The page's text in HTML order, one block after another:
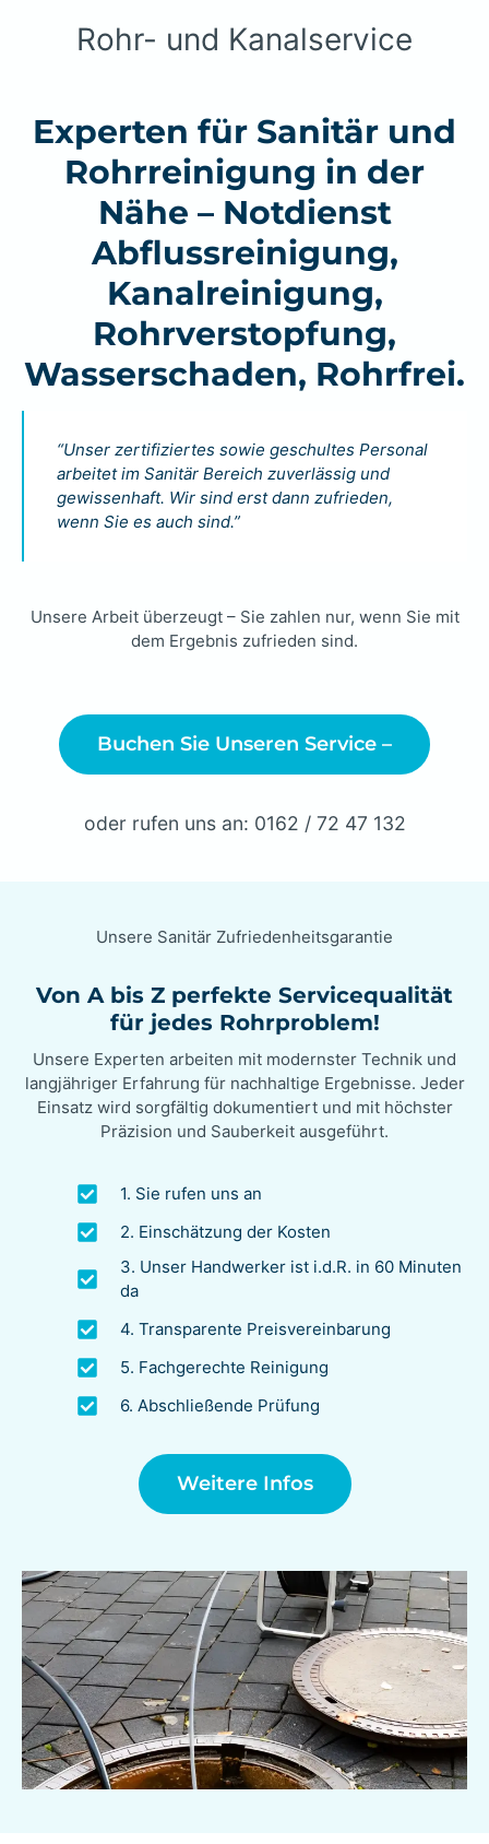
Rohr- und Kanalservice
Experten für Sanitär und
Rohrreinigung in der
Nähe – Notdienst
Abflussreinigung,
Kanalreinigung,
Rohrverstopfung,
Wasserschaden, Rohrfrei.
“Unser zertifiziertes sowie geschultes Personal
arbeitet im Sanitär Bereich zuverlässig und
gewissenhaft. Wir sind erst dann zufrieden,
wenn Sie es auch sind.”
Unsere Arbeit überzeugt – Sie zahlen nur, wenn Sie mit
dem Ergebnis zufrieden sind.
Buchen Sie Unseren Service –
oder rufen uns an: 0162 / 72 47 132
Unsere Sanitär Zufriedenheitsgarantie
Von A bis Z perfekte Servicequalität
für jedes Rohrproblem!
Unsere Experten arbeiten mit modernster Technik und
langjähriger Erfahrung für nachhaltige Ergebnisse. Jeder
Einsatz wird sorgfältig dokumentiert und mit höchster
Präzision und Sauberkeit ausgeführt.
1. Sie rufen uns an
2. Einschätzung der Kosten
3. Unser Handwerker ist i.d.R. in 60 Minuten
da
4. Transparente Preisvereinbarung
5. Fachgerechte Reinigung
6. Abschließende Prüfung
Weitere Infos